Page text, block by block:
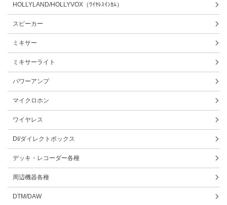
HOLLYLAND/HOLLYVOX（ﾜｲﾔﾚｽｲﾝｶﾑ）
スピーカー
ミキサー
ミキサーライト
パワーアンプ
マイクロホン
ワイヤレス
DI/ダイレクトボックス
デッキ・レコーダー各種
周辺機器各種
DTM/DAW